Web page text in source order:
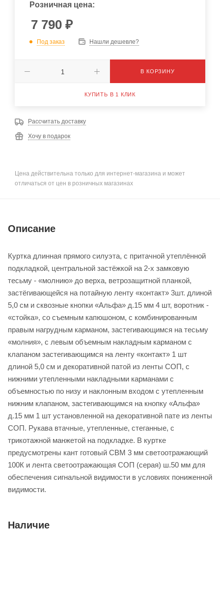
Розничная цена:
7 790 ₽
Под заказ Нашли дешевле?
В КОРЗИНУ
КУПИТЬ В 1 КЛИК
Рассчитать доставку
Хочу в подарок
Цена действительна только для интернет-магазина и может
отличаться от цен в розничных магазинах
Описание
Куртка длинная прямого силуэта, с притачной утеплённой
подкладкой, центральной застёжкой на 2-х замковую
тесьму - «молнию» до верха, ветрозащитной планкой,
застёгивающейся на потайную ленту «контакт» 3шт. длиной
5,0 см и сквозные кнопки «Альфа» д.15 мм 4 шт, воротник -
«стойка», со съемным капюшоном, с комбинированным
правым нагрудным карманом, застегивающимся на тесьму
«молния», с левым объемным накладным карманом с
клапаном застегивающимся на ленту «контакт» 1 шт
длиной 5,0 см и декоративной патой из ленты СОП, с
нижними утепленными накладными карманами с
объемностью по низу и наклонным входом с утепленным
нижним клапаном, застегивающимся на кнопку «Альфа»
д.15 мм 1 шт установленной на декоративной пате из ленты
СОП. Рукава втачные, утепленные, стеганные, с
трикотажной манжетой на подкладке. В куртке
предусмотрены кант готовый СВМ 3 мм светоотражающий
100К и лента светоотражающая СОП (серая) ш.50 мм для
обеспечения сигнальной видимости в условиях пониженной
видимости.
Наличие